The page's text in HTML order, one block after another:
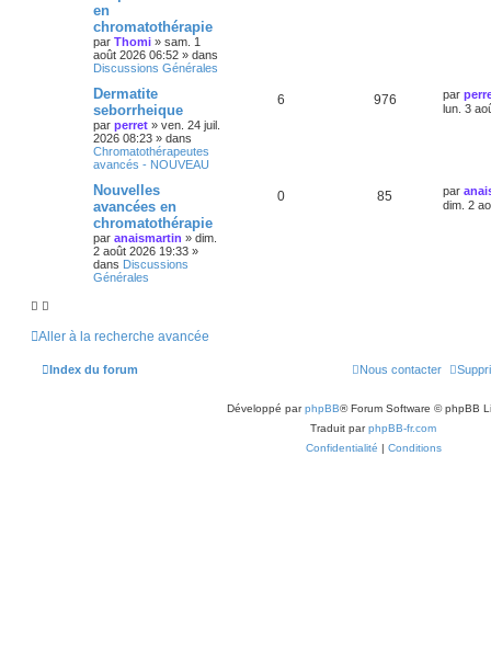
en
chromatothérapie
par Thomi » sam. 1
août 2026 06:52 » dans
Discussions Générales
Dermatite
seborrheique
par perret » ven. 24 juil.
2026 08:23 » dans
Chromatothérapeutes
avancés - NOUVEAU
6 976 par
lun. 3
Nouvelles
avancées en
chromatothérapie
par anaismartin » dim.
2 août 2026 19:33 »
dans Discussions
Générales
0 85 par
dim. 2
Aller à la recherche avancée
Index du forum Nous contacter
Développé parphpBB® Forum Software © phpBB
Traduit parphpBB-fr.com
Confidentialité | Conditions